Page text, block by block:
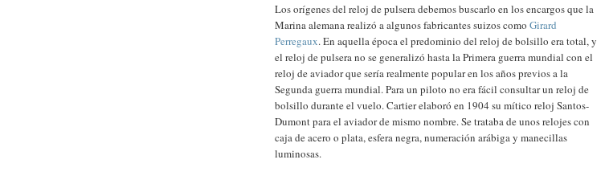
Los orígenes del reloj de pulsera debemos buscarlo en los encargos que la
Marina alemana realizó a algunos fabricantes suizos como Girard
Perregaux. En aquella época el predominio del reloj de bolsillo era total, y
el reloj de pulsera no se generalizó hasta la Primera guerra mundial con el
reloj de aviador que sería realmente popular en los años previos a la
Segunda guerra mundial. Para un piloto no era fácil consultar un reloj de
bolsillo durante el vuelo. Cartier elaboró en 1904 su mítico reloj Santos-
Dumont para el aviador de mismo nombre. Se trataba de unos relojes con
caja de acero o plata, esfera negra, numeración arábiga y manecillas
luminosas.